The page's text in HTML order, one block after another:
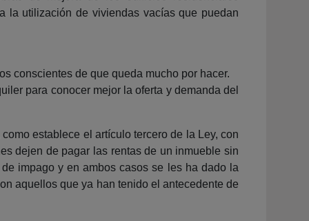
la utilización de viviendas vacías que puedan
conscientes de que queda mucho por hacer.
para conocer mejor la oferta y demanda del
establece el artículo tercero de la Ley, con
dejen de pagar las rentas de un inmueble sin
impago y en ambos casos se les ha dado la
aquellos que ya han tenido el antecedente de